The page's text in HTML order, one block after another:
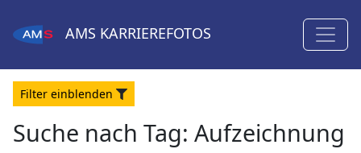
AMS KARRIEREFOTOS
Filter einblenden
Suche nach Tag: Aufzeichnung